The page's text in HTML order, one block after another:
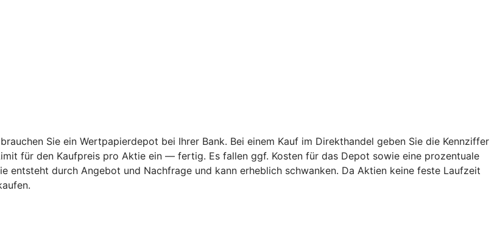
Sie ein Wertpapierdepot bei Ihrer Bank. Bei einem Kauf im Direkthandel geben Sie die Kennziffer
für den Kaufpreis pro Aktie ein — fertig. Es fallen ggf. Kosten für das Depot sowie eine prozentuale
entsteht durch Angebot und Nachfrage und kann erheblich schwanken. Da Aktien keine feste Laufzeit